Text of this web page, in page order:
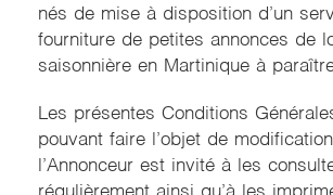
nés de mise à disposition d’un
fourniture de petites annonces de
saisonnière en Martinique à
Les présentes Conditions
pouvant faire l’objet de
l’Annonceur est invité à les